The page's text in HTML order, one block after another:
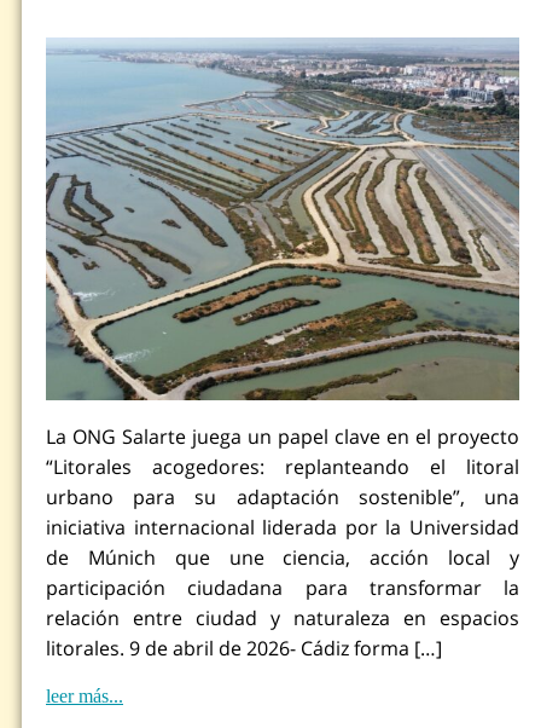
La ONG Salarte juega un papel clave en el proyecto
“Litorales acogedores: replanteando el litoral
urbano para su adaptación sostenible”, una
iniciativa internacional liderada por la Universidad
de Múnich que une ciencia, acción local y
participación ciudadana para transformar la
relación entre ciudad y naturaleza en espacios
litorales. 9 de abril de 2026- Cádiz forma […]
leer más...